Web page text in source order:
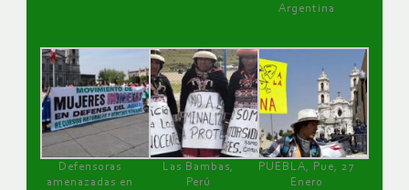
Argentina
Defensoras
amenazadas en
Las Bambas,
Perú
PUEBLA, Pue, 27
Enero